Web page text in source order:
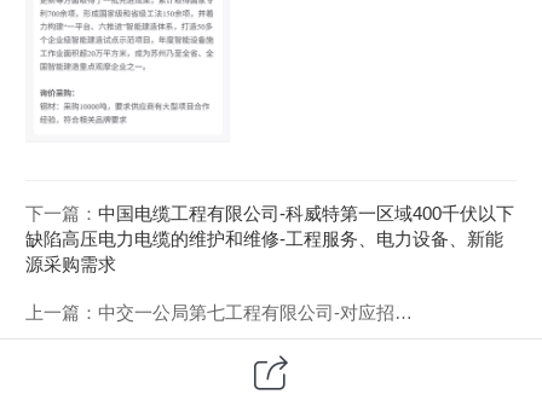
下一篇： 中国电缆工程有限公司-科威特第一区域400千伏以下
缺陷高压电力电缆的维护和维修-工程服务、电力设备、新能
源采购需求
上一篇： 中交一公局第七工程有限公司-对应招采项目推荐新能源、节能环保清洁采购需求